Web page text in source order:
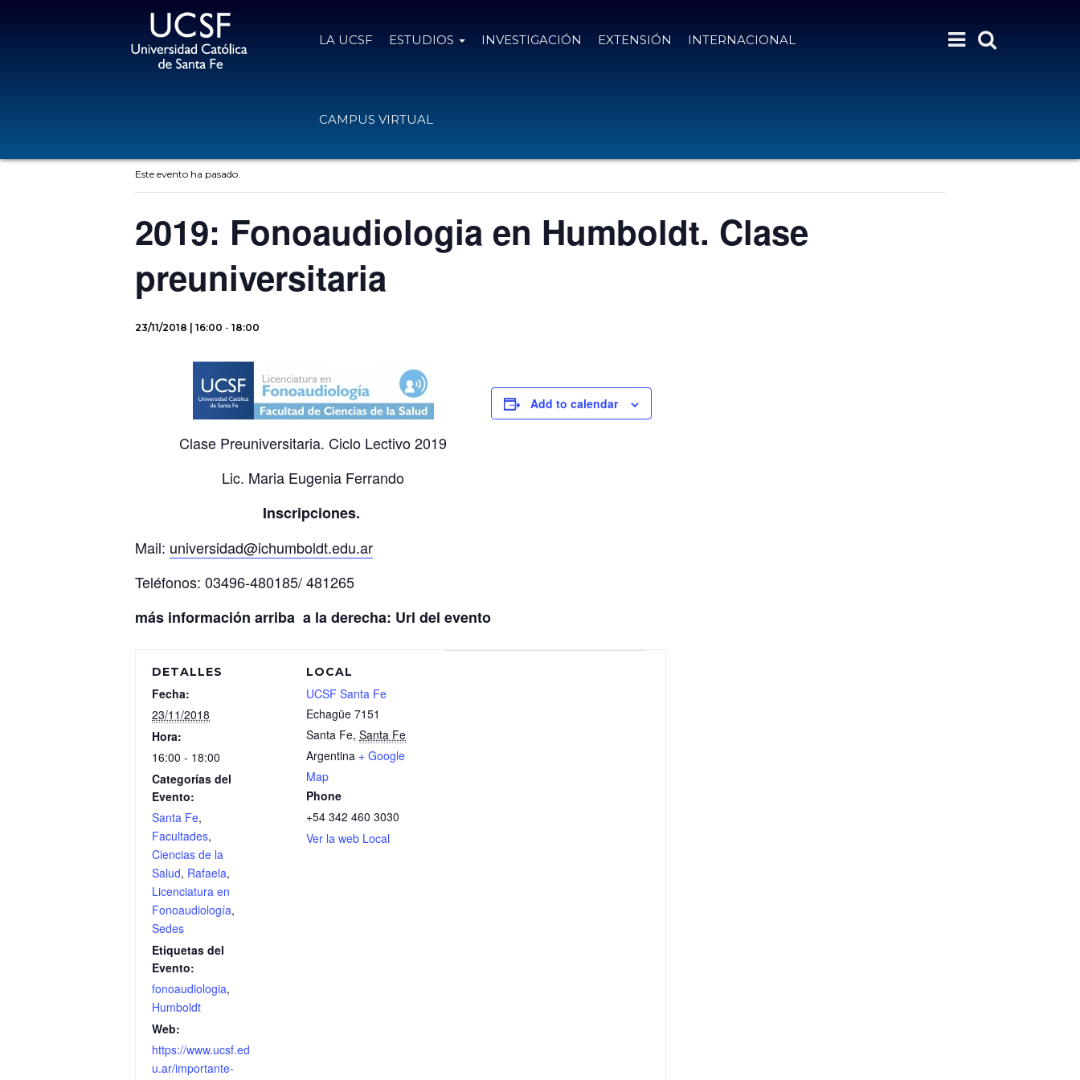
LA UCSF ESTUDIOS INVESTIGACIÓN EXTENSIÓN INTERNACIONAL
CAMPUS VIRTUAL
Este evento ha pasado.
2019: Fonoaudiologia en Humboldt. Clase
preuniversitaria
23/11/2018 | 16:00 - 18:00
Clase Preuniversitaria. Ciclo Lectivo 2019
Lic. Maria Eugenia Ferrando
Inscripciones.
Mail: universidad@ichumboldt.edu.ar
Teléfonos: 03496-480185/ 481265
más información arriba a la derecha: Url del evento
Add to calendar
DETALLES
Fecha:
23/11/2018
Hora:
16:00 - 18:00
Categorías del
Evento:
Santa Fe,
Facultades,
Ciencias de la
Salud, Rafaela,
Licenciatura en
Fonoaudiología,
Sedes
Etiquetas del
Evento:
fonoaudiologia,
Humboldt
Web:
https://www.ucsf.ed
u.ar/importante-
LOCAL
UCSF Santa Fe
Echagüe 7151
Santa Fe, Santa Fe
Argentina + Google
Map
Phone
+54 342 460 3030
Ver la web Local